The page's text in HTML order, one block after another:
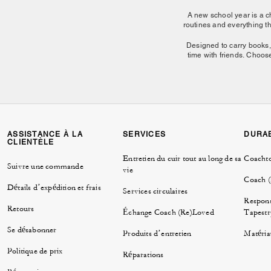
A new school year is a
routines and everything
Designed to carry
time with friends.
Back to school
Our back-to-school
leather
Build your wardrobe
charms,
matching
ASSISTANCE À LA
CLIENTÈLE
Suivre une commande
Détails d’expédition et frais
Retours
Se désabonner
Politique de prix
SERVICES
Entretien du cuir tout au long de sa
vie
Services circulaires
Échange Coach (Re)Loved
Produits d’entretien
Réparations
Coach